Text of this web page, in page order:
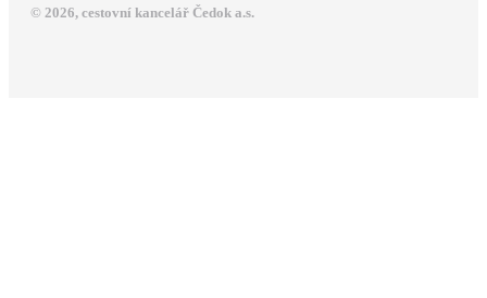
© 2026, cestovní kancelář Čedok a.s.